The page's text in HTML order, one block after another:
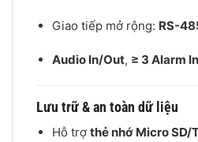
Giao tiếp mở rộng: RS-
Audio In/Out, ≥ 3 Alarm
Lưu trữ & an toàn dữ liệu
Hỗ trợ thẻ nhớ Micro SD/